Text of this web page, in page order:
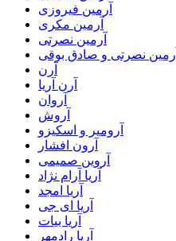
آرمین فیروزی
آرمین مکری
آرمین نصرتی
آرمین نصرتی و صادق بوقی
آرن
آرن آریا
آروان
آروش
آرومیر و اسکیزو
آرون افشار
آروین صمیمی
آریا آرام نژاد
آریا امجد
آریا ای جی
آریا بیات
آریا رادمهر